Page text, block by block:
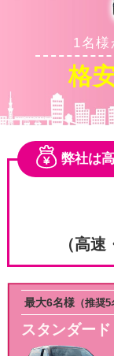
お
1名様
格
弊社は
（高
スタンダード
最大6名様 （推奨5